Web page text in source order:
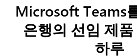
Microsoft Teams
은행의 선임 제
하루